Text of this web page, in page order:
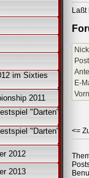
im Sixties
2011
"Darten"
"Darten"
2012
2013
Laßt
E-
<=
*